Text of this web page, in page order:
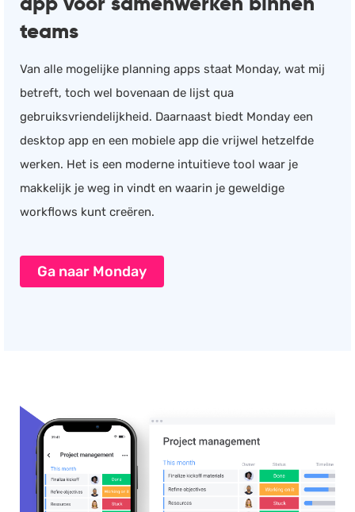
teams
Van alle mogelijke planning apps staat Monday, wat mij
betreft, toch wel bovenaan de lijst qua
gebruiksvriendelijkheid. Daarnaast biedt Monday een
desktop app en een mobiele app die vrijwel hetzelfde
werken. Het is een moderne intuitieve tool waar je
makkelijk je weg in vindt en waarin je geweldige
workflows kunt creëren.